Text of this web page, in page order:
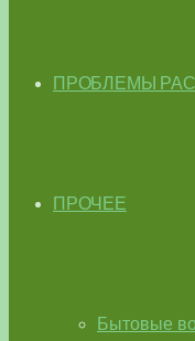
ПРОБЛЕМЫ
ПРОЧЕЕ
Бытовые